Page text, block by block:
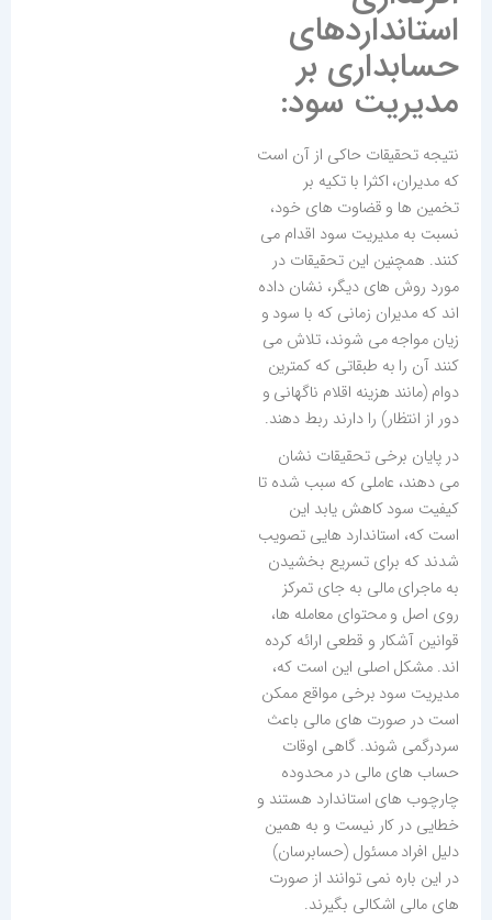
استانداردهای
حسابداری بر
مدیریت سود:
نتیجه تحقیقات حاکی از آن است
که مدیران، اکثرا با تکیه بر
تخمین ها و قضاوت های خود،
نسبت به مدیریت سود اقدام می
کنند. همچنین این تحقیقات در
مورد روش های دیگر، نشان داده
اند که مدیران زمانی که با سود و
زیان مواجه می شوند، تلاش می
کنند آن را به طبقاتی که کمترین
دوام (مانند هزینه اقلام ناگهانی و
دور از انتظار) را دارند ربط دهند.
در پایان برخی تحقیقات نشان
می دهند، عاملی که سبب شده تا
کیفیت سود کاهش یابد این
است که، استاندارد هایی تصویب
شدند که برای تسریع بخشیدن
به ماجرای مالی به جای تمرکز
روی اصل و محتوای معامله ها،
قوانین آشکار و قطعی ارائه کرده
اند. مشکل اصلی این است که،
مدیریت سود برخی مواقع ممکن
است در صورت های مالی باعث
سردرگمی شوند. گاهی اوقات
حساب های مالی در محدوده
چارچوب های استاندارد هستند و
خطایی در کار نیست و به همین
دلیل افراد مسئول (حسابرسان)
در این باره نمی توانند از صورت
های مالی اشکالی بگیرند.